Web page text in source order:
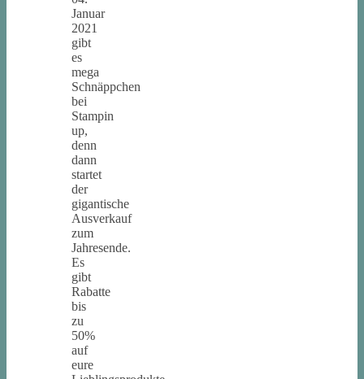
Januar
2021
gibt
es
mega
Schnäppchen
bei
Stampin
up,
denn
dann
startet
der
gigantische
Ausverkauf
zum
Jahresende.
Es
gibt
Rabatte
bis
zu
50%
auf
eure